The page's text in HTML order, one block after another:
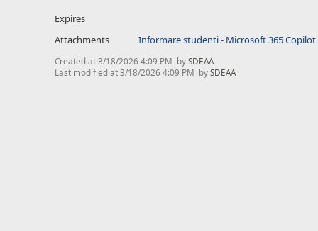
Expires
Attachments
Informare studenti - Microsoft 365 Copilot
Created at 3/18/2026 4:09 PM bySDEAA
Last modified at 3/18/2026 4:09 PM bySDEAA